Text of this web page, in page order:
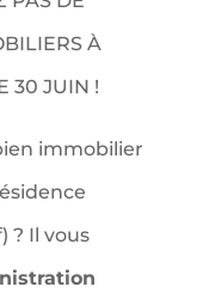
À
30 JUIN !
immobilier
? Il vous